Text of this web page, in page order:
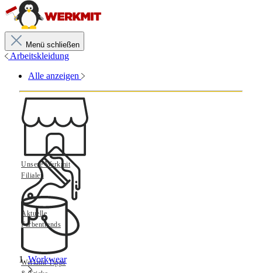
Menü schließen
Arbeitskleidung
Alle anzeigen
Unsere Werkmit
Filialen
Aktuelle
Farbentrends
Werkmit Tipps
Workwear